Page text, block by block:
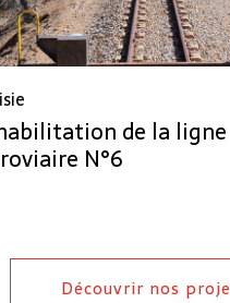
de la ligne
N°6
Découvrir nos